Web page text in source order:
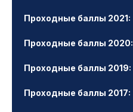
Проходные баллы 2021:
Проходные баллы 2020:
Проходные баллы 2019:
Проходные баллы 2017: